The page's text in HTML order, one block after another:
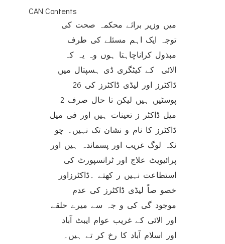
CAN Contents
میں وزیر برائے محکمہ صحت کی
توجہ ایک اہم مسئلے کی طرف
مبذول کراناچاہتا ہوں وہ یہ کہ
الائی کے کیٹگری ڈی ہسپتال میں
پوسٹیں ہیں لیکن تا حال صرف 2
میل ڈاکٹر ز تعینات ہیں اور فی میل
ڈاکٹرز کا نام و نشان تک نہیں۔ چو
نکہ لوگ غریب اور پسماندہ ہیں اور
پرائیویٹ علاج اور ٹرانسپورٹ کی
استطاعت نہیں ر کھتے ۔ڈاکٹرزاور
خصو صاً لیڈی ڈاکٹرز کی عدم
موجود گی کی و جہ سے میرے حلقے
اور الائی کے غریب عوام ایبٹ آباد
اور اسلام آباد کا رخ کر تے ہیں۔